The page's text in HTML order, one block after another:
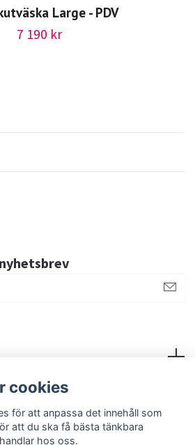
Large - PDV
7 190 kr
cookies
för att anpassa det innehåll som
att du ska få bästa tänkbara
hos oss.